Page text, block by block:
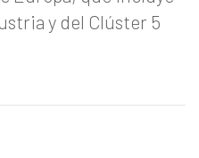
y del Clúster 5